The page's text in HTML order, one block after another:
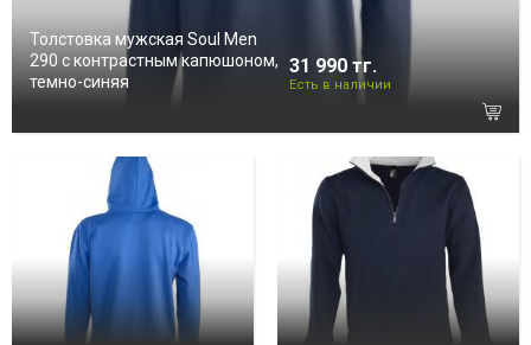
Толстовка мужская Soul Men
290 с контрастным капюшоном,
темно-синяя
31 990 тг.
Есть в наличии